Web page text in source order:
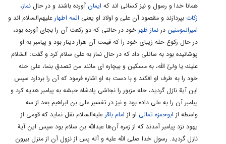
شود كه روح ولايت پيامبر و على عليهما السلام، شعاع ولايت الهى است.
«وَلِيُّكُمُ»
3- در قرآن معمولًا نماز وزكات در كنار هم مطرح شده است؛ ولى در اين
آيه، هر دو به هم آميخته‌اند. (دادن زكات در حال نماز) «الَّذِينَ يُقِيمُونَ
الصَّلاةَ وَ يُؤْتُونَ الزَّكاةَ وَ هُمْ راكِعُونَ»
همانا خدا و رسول و نيز كسانى اند كه ایمانآورده باشند و در حال نماز،
زكات بپردازند و مقصود آن على و اولاد او يعنى ائمه اطهار عليهم‌السلام اند و
امیرالمومنیندر نماز ظهر خود در حالتى كه دو ركعت آن را بجاى آورده بود،
در حال ركوع حله زيباى خود را كه قيمت آن هزار دينار بود و پيامبر به او
پوشانيده بود به سائلى داد كه در حال نماز به على سلام كرد و گفت: السّلام
عليك يا ولىّ اللّه، به مسكين و بيچاره اى مانند من تصدق بنما، على حله
خود را به طرف او افكند و با دست به او اشاره فرمود كه آن را بردارد سپس
اين آية نازل گرديد، حله مزبور را نجاشى پادشاه حبشه به پيامبر هديه كرد و
پيامبر آن را به على داده بود و نيز در تفسير على بن ابراهيم بعد از سه
واسطه از ابوحمزه ثمالى او از امام باقر عليه‌السلام نقل نمايد كه قومى از
يهود نزد پيامبر آمدند كه از زمره آن‌ها عبدالله بن سلام بود سپس اين آية
نازل گرديد. رسول خدا صلی الله علیه و آله پس از نزول آن از منزل بيرون